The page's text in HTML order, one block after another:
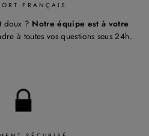
FRANÇAIS
doux ? Notre équipe est à votre
à toutes vos questions sous 24h.